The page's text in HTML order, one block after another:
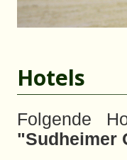
Hotels
Folgende
"Sudheimer